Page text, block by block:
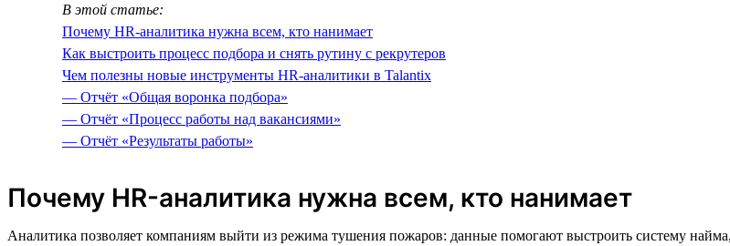
В этой статье:
Почему HR-аналитика нужна всем, кто нанимает
Как выстроить процесс подбора и снять рутину с рекрутеров
Чем полезны новые инструменты HR-аналитики в Talantix
— Отчёт «Общая воронка подбора»
— Отчёт «Процесс работы над вакансиями»
— Отчёт «Результаты работы»
Почему HR-аналитика нужна всем, кто нанимает
Аналитика позволяет компаниям выйти из режима тушения пожаров: данные помогают выстроить систему найма,